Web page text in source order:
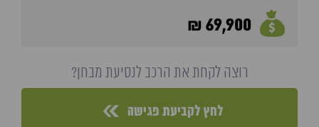
69,900 ₪
רוצה לקחת את הרכב לנסיעת מבחן?
לחץ לקביעת פגישה